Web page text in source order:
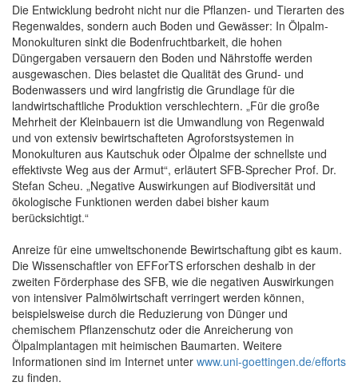
Die Entwicklung bedroht nicht nur die Pflanzen- und Tierarten des
Regenwaldes, sondern auch Boden und Gewässer: In Ölpalm-
Monokulturen sinkt die Bodenfruchtbarkeit, die hohen
Düngergaben versauern den Boden und Nährstoffe werden
ausgewaschen. Dies belastet die Qualität des Grund- und
Bodenwassers und wird langfristig die Grundlage für die
landwirtschaftliche Produktion verschlechtern. „Für die große
Mehrheit der Kleinbauern ist die Umwandlung von Regenwald
und von extensiv bewirtschafteten Agroforstsystemen in
Monokulturen aus Kautschuk oder Ölpalme der schnellste und
effektivste Weg aus der Armut“, erläutert SFB-Sprecher Prof. Dr.
Stefan Scheu. „Negative Auswirkungen auf Biodiversität und
ökologische Funktionen werden dabei bisher kaum
berücksichtigt.“
Anreize für eine umweltschonende Bewirtschaftung gibt es kaum.
Die Wissenschaftler von EFForTS erforschen deshalb in der
zweiten Förderphase des SFB, wie die negativen Auswirkungen
von intensiver Palmölwirtschaft verringert werden können,
beispielsweise durch die Reduzierung von Dünger und
chemischem Pflanzenschutz oder die Anreicherung von
Ölpalmplantagen mit heimischen Baumarten. Weitere
Informationen sind im Internet unter www.uni-goettingen.de/efforts
zu finden.